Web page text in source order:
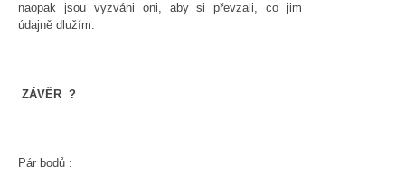
naopak jsou vyzváni oni, aby si převzali, co jim
údajně dlužím.
ZÁVĚR ?
Pár bodů :